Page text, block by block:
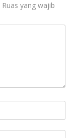
Ruas yang wajib